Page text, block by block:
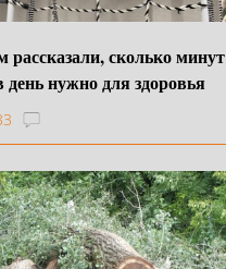
сколько минут
день нужно для здоровья